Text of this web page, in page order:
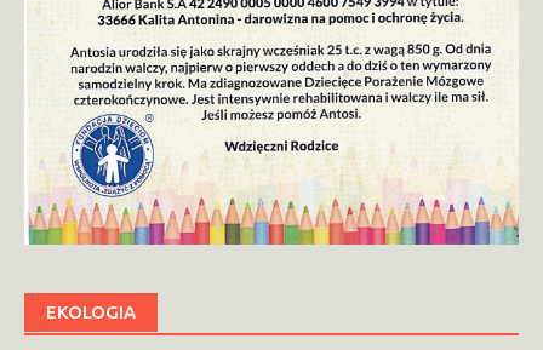
EKOLOGIA